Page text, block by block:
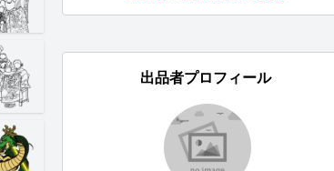
出品者プロフィール